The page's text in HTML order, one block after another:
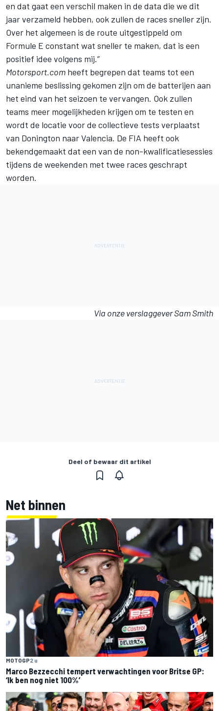
en dat gaat een verschil maken in de data die we dit
jaar verzameld hebben, ook zullen de races sneller zijn.
Over het algemeen is de route uitgestippeld om
Formule E constant wat sneller te maken, dat is een
positief idee volgens mij.”
Motorsport.com heeft begrepen dat teams tot een
unanieme beslissing gekomen zijn om de batterijen aan
het eind van het seizoen te vervangen. Ook zullen
teams meer mogelijkheden krijgen om te testen en
wordt de locatie voor de collectieve tests verplaatst
van Donington naar Valencia. De FIA heeft ook
bekendgemaakt dat een van de non-kwalificatiesessies
tijdens de weekenden met twee races geschrapt
worden.
Via onze verslaggever Sam Smith
Deel of bewaar dit artikel
Net binnen
MOTOGP2 u
Marco Bezzecchi tempert verwachtingen voor Britse GP:
‘Ik ben nog niet 100%’